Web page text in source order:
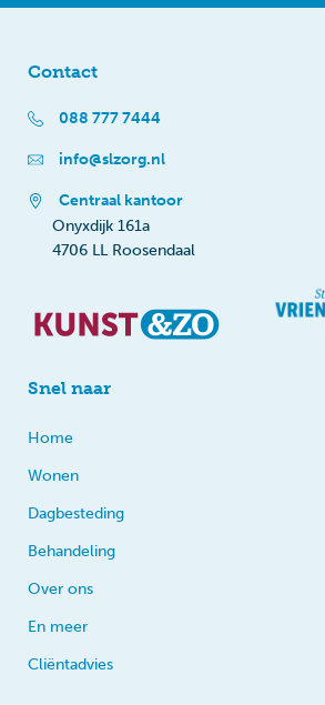
Contact
088 777 7444
info@slzorg.nl
Centraal kantoor
Onyxdijk 161a
4706 LL Roosendaal
Snel naar
Home
Wonen
Dagbesteding
Behandeling
Over ons
En meer
Cliëntadvies